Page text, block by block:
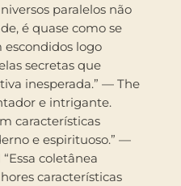
paralelos não
é quase como se
escondidos logo
secretas que
inesperada.” — The
características
e espirituoso.” —
características